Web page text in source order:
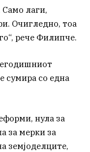
лаги,
Очигледно, тоа
рече Филипче.
сумира со една
нула за
за мерки за
земјоделците,